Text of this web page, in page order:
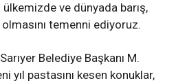
ve dünyada barış,
temenni ediyoruz.
Belediye Başkanı M.
yıl pastasını kesen konuklar,